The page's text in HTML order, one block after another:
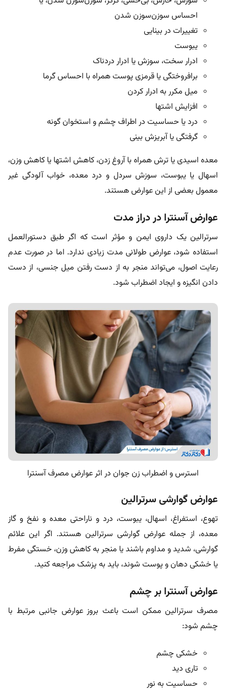
احساس سوزن‌سوزن شدن
تغییرات در بینایی
یبوست
ادرار سخت، سوزش یا ادرار دردناک
برافروختگی یا قرمزی پوست همراه با احساس گرما
میل مکرر به ادرار کردن
افزایش اشتها
درد یا حساسیت در اطراف چشم و استخوان گونه
گرفتگی یا آبریزش بینی
معده اسیدی یا ترش همراه با آروغ زدن، کاهش اشتها یا کاهش وزن،
اسهال یا یبوست، سوزش سردل و درد معده، خواب‌ آلودگی غیر
معمول بعضی از این عوارض هستند.
عوارض آسنترا در دراز مدت
سرترالین یک داروی ایمن و مؤثر است که اگر طبق دستورالعمل
استفاده شود، عوارض طولانی مدت زیادی ندارد. اما در صورت عدم
رعایت اصول، می‌تواند منجر به از دست رفتن میل جنسی، از دست
دادن انگیزه و ایجاد اضطراب شود.
استرس و اضطراب زن جوان در اثر عوارض مصرف آسنترا
عوارض گوارشی سرترالین
تهوع، استفراغ، اسهال، یبوست، درد و ناراحتی معده و نفخ و گاز
معده، از جمله عوارض گوارشی سرترالین هستند. اگر این علائم
گوارشی، شدید و مداوم باشند یا منجر به کاهش وزن، خستگی مفرط
یا خشکی دهان و پوست شوند، باید به پزشک مراجعه کنید.
عوارض آسنترا بر چشم
مصرف سرترالین ممکن است باعث بروز عوارض جانبی مرتبط با
چشم شود:
خشکی چشم
تاری دید
حساسیت به نور